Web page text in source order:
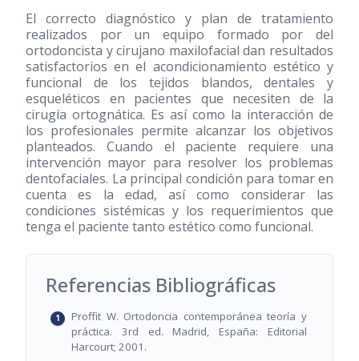
El correcto diagnóstico y plan de tratamiento
realizados por un equipo formado por del
ortodoncista y cirujano maxilofacial dan resultados
satisfactorios en el acondicionamiento estético y
funcional de los tejidos blandos, dentales y
esqueléticos en pacientes que necesiten de la
cirugía ortognática. Es así como la interacción de
los profesionales permite alcanzar los objetivos
planteados. Cuando el paciente requiere una
intervención mayor para resolver los problemas
dentofaciales. La principal condición para tomar en
cuenta es la edad, así como considerar las
condiciones sistémicas y los requerimientos que
tenga el paciente tanto estético como funcional.
Referencias Bibliográficas
Proffit W. Ortodoncia contemporánea teoría y
práctica. 3rd ed. Madrid, España: Editorial
Harcourt; 2001.